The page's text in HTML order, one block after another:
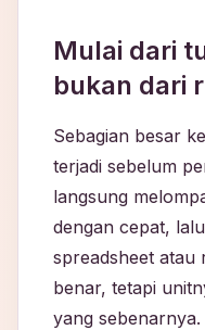
Mulai dari
bukan dari
Sebagian besar
terjadi sebelum
langsung
dengan cepat,
spreadsheet atau
benar, tetapi
yang